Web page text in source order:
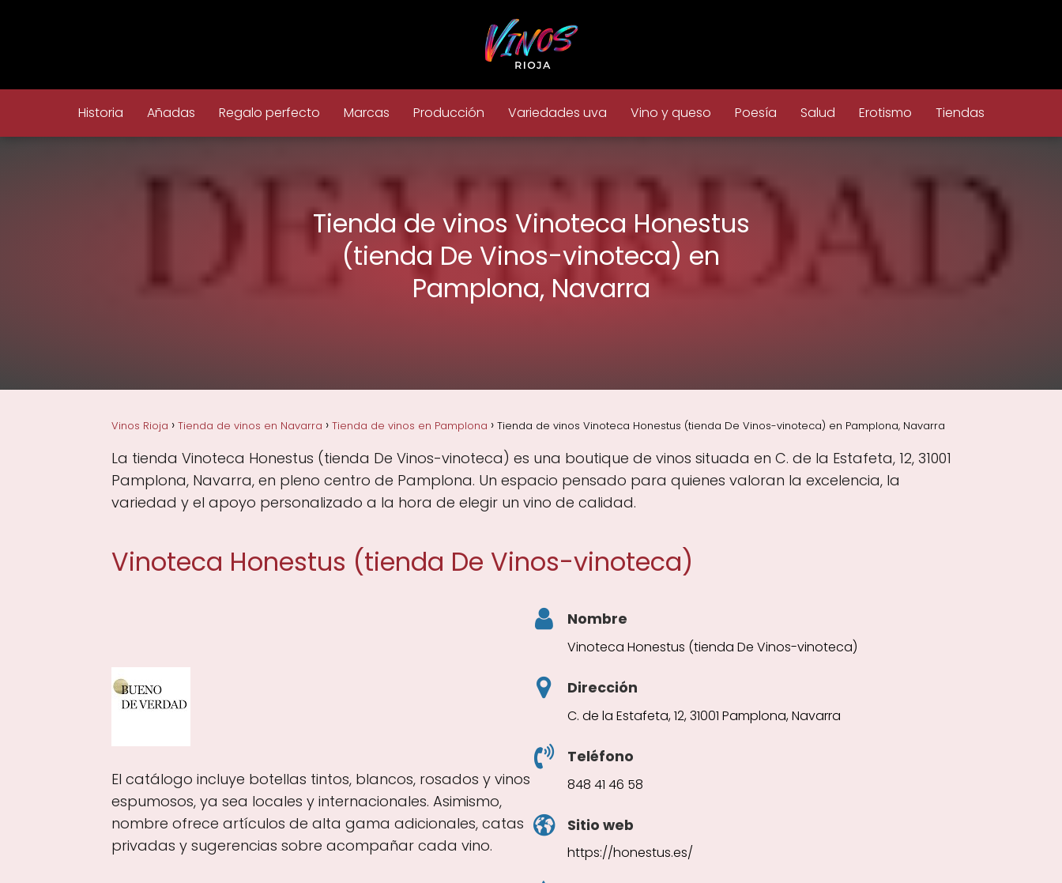
Historia Añadas Regalo perfecto Marcas Producción Variedades uva Vino y queso Poesía Salud Erotismo Tiendas
Tienda de vinos Vinoteca Honestus
(tienda De Vinos-vinoteca) en
Pamplona, Navarra
Vinos Rioja Tienda de vinos en Navarra Tienda de vinos en Pamplona Tienda de vinos Vinoteca Honestus (tienda De Vinos-vinoteca) en Pamplona, Navarra
La tienda Vinoteca Honestus (tienda De Vinos-vinoteca) es una boutique de vinos situada en C. de la Estafeta, 12, 31001
Pamplona, Navarra, en pleno centro de Pamplona. Un espacio pensado para quienes valoran la excelencia, la
variedad y el apoyo personalizado a la hora de elegir un vino de calidad.
Vinoteca Honestus (tienda De Vinos-vinoteca)
El catálogo incluye botellas tintos, blancos, rosados y vinos
espumosos, ya sea locales y internacionales. Asimismo,
nombre ofrece artículos de alta gama adicionales, catas
privadas y sugerencias sobre acompañar cada vino.
Nombre
Vinoteca Honestus (tienda De Vinos-vinoteca)
Dirección
C. de la Estafeta, 12, 31001 Pamplona, Navarra
Teléfono
848 41 46 58
Sitio web
https://honestus.es/